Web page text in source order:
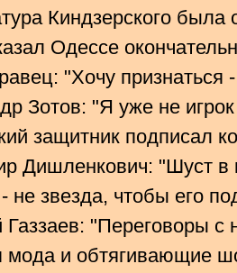
Киндзерского была
Одессе
"Хочу признаться
Зотов: "Я уже не
защитник подписал
Дишленкович: "Шуст в
не звезда, чтобы его
"Переговоры с
мода и обтягивающие